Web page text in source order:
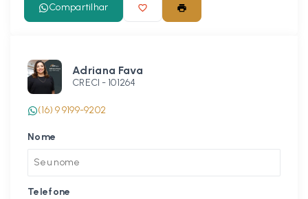
Compartilhar
Adriana Fava
CRECI - 101264
(16) 9 9199-9202
Nome
Telefone